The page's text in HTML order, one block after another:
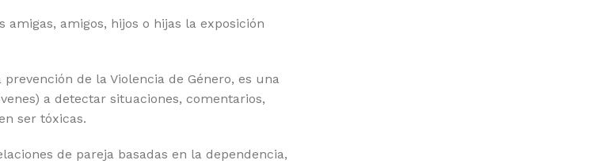
amigas, amigos, hijos o hijas la exposición
de la Violencia de Género, es una
a detectar situaciones, comentarios,
ser tóxicas.
de pareja basadas en la dependencia,